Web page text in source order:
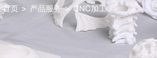
首页 > 产品服务 > CNC加工